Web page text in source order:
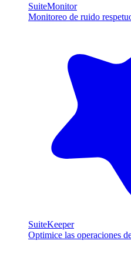
SuiteMonitor
Monitoreo de ruido
SuiteKeeper
Optimice las operaciones